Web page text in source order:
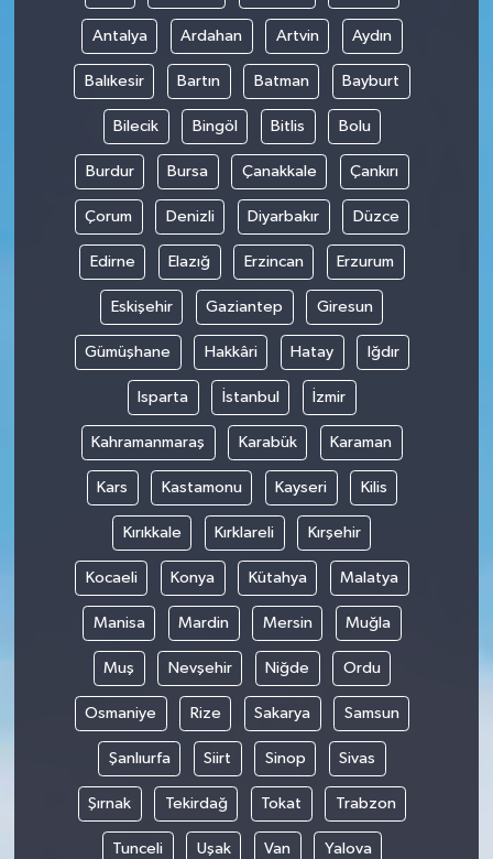
Antalya Ardahan Artvin Aydın
Balıkesir Bartın Batman Bayburt
Bilecik Bingöl Bitlis Bolu
Burdur Bursa Çanakkale Çankırı
Çorum Denizli Diyarbakır Düzce
Edirne Elazığ Erzincan Erzurum
Eskişehir Gaziantep Giresun
Gümüşhane Hakkâri Hatay Iğdır
Isparta İstanbul İzmir
Kahramanmaraş Karabük Karaman
Kars Kastamonu Kayseri Kilis
Kırıkkale Kırklareli Kırşehir
Kocaeli Konya Kütahya Malatya
Manisa Mardin Mersin Muğla
Muş Nevşehir Niğde Ordu
Osmaniye Rize Sakarya Samsun
Şanlıurfa Siirt Sinop Sivas
Şırnak Tekirdağ Tokat Trabzon
Tunceli Uşak Van Yalova